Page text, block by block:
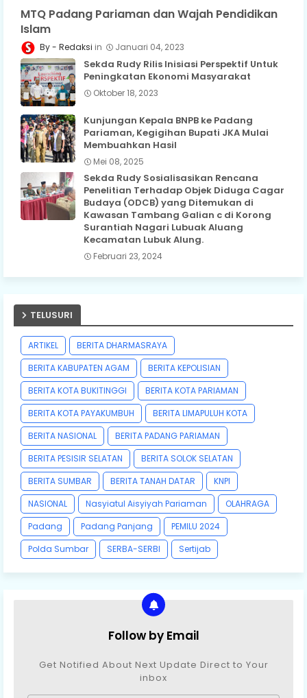
MTQ Padang Pariaman dan Wajah Pendidikan
Islam
Redaksi Januari 04, 2023
Sekda Rudy Rilis Inisiasi Perspektif Untuk
Peningkatan Ekonomi Masyarakat
Oktober 18, 2023
Kunjungan Kepala BNPB ke Padang
Pariaman, Kegigihan Bupati JKA Mulai
Membuahkan Hasil
Mei 08, 2025
Sekda Rudy Sosialisasikan Rencana
Penelitian Terhadap Objek Diduga Cagar
Budaya (ODCB) yang Ditemukan di
Kawasan Tambang Galian c di Korong
Surantiah Nagari Lubuak Aluang
Kecamatan Lubuk Alung.
Februari 23, 2024
TELUSURI
ARTIKEL
BERITA DHARMASRAYA
BERITA KABUPATEN AGAM
BERITA KEPOLISIAN
BERITA KOTA BUKITINGGI
BERITA KOTA PARIAMAN
BERITA KOTA PAYAKUMBUH
BERITA LIMAPULUH KOTA
BERITA NASIONAL
BERITA PADANG PARIAMAN
BERITA PESISIR SELATAN
BERITA SOLOK SELATAN
BERITA SUMBAR
BERITA TANAH DATAR
KNPI
NASIONAL
Nasyiatul Aisyiyah Pariaman
OLAHRAGA
Padang
Padang Panjang
PEMILU 2024
Polda Sumbar
SERBA-SERBI Sertijab
Follow by Email
Get Notified About Next Update Direct to Your
inbox